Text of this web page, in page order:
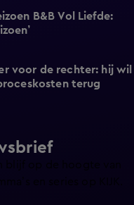
B&B Vol Liefde:
voor de rechter: hij wil
terug